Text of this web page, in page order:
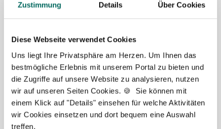
Zustimmung Details Über Cookies
Diese Webseite verwendet Cookies
Uns liegt Ihre Privatsphäre am Herzen. Um Ihnen das
bestmögliche Erlebnis mit unserem Portal zu bieten und
die Zugriffe auf unsere Website zu analysieren, nutzen
wir auf unseren Seiten Cookies. 🍪 Sie können mit
einem Klick auf "Details" einsehen für welche Aktivitäten
wir Cookies einsetzen und dort bequem eine Auswahl
treffen.
Ihre Angaben und Dokumente sind zu jeder Zeit
sicher. Niemand bis auf Sie und Ihre persönlichen
Betreuer haben Zugriff auf Ihre Daten.
Erst nach Ihrer Freigabezu einem konkreten
Stellenangebot leiten wir Ihre Daten an die von Ihnen
gewünschten Apotheken weiter.